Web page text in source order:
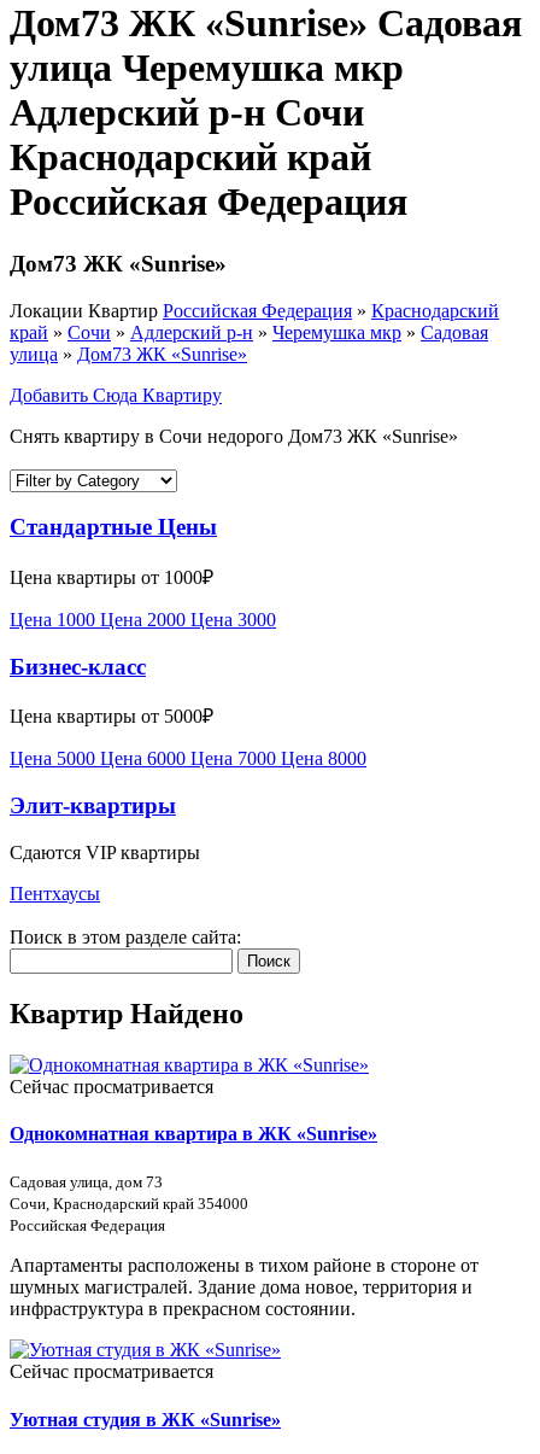
Дом73 ЖК «Sunrise» Садовая
улица Черемушка мкр
Адлерский р-н Сочи
Краснодарский край
Российская Федерация
Дом73 ЖК «Sunrise»
Локации Квартир Российская Федерация » Краснодарский
край » Сочи » Адлерский р-н » Черемушка мкр » Садовая
улица » Дом73 ЖК «Sunrise»
Добавить Сюда Квартиру
Снять квартиру в Сочи недорого Дом73 ЖК «Sunrise»
Стандартные Цены
Цена квартиры от 1000₽
Цена 1000 Цена 2000 Цена 3000
Бизнес-класс
Цена квартиры от 5000₽
Цена 5000 Цена 6000 Цена 7000 Цена 8000
Элит-квартиры
Сдаются VIP квартиры
Пентхаусы
Поиск в этом разделе сайта:
Поиск
Квартир Найдено
Сейчас просматривается
Однокомнатная квартира в ЖК «Sunrise»
Садовая улица, дом 73
Сочи, Краснодарский край 354000
Российская Федерация
Апартаменты расположены в тихом районе в стороне от
шумных магистралей. Здание дома новое, территория и
инфраструктура в прекрасном состоянии.
Сейчас просматривается
Уютная студия в ЖК «Sunrise»